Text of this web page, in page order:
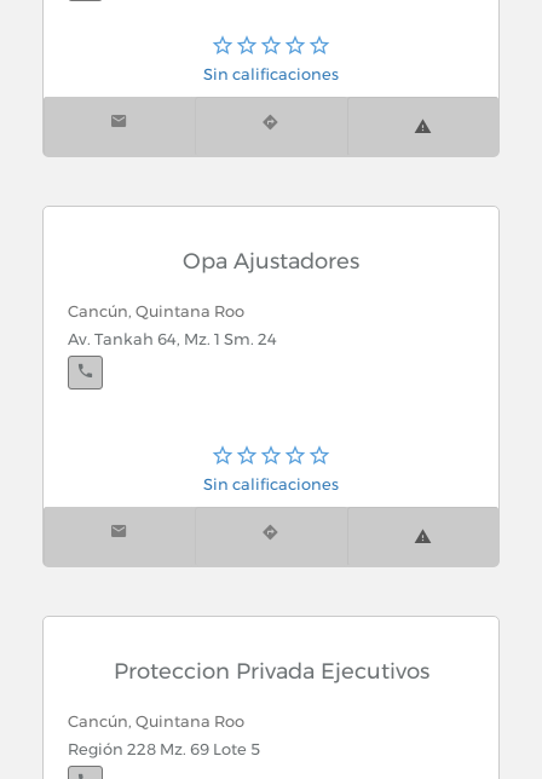
Sin calificaciones
Opa Ajustadores
Cancún, Quintana Roo
Av. Tankah 64, Mz. 1 Sm. 24
Sin calificaciones
Proteccion Privada Ejecutivos
Cancún, Quintana Roo
Región 228 Mz. 69 Lote 5